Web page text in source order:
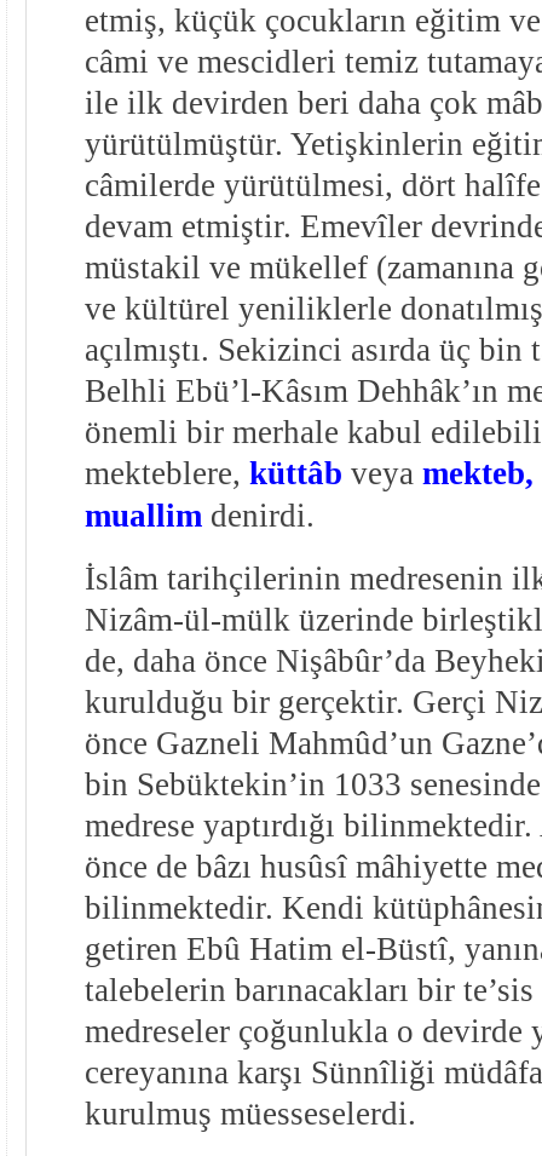
etmiş, küçük çocukların eğitim
câmi ve mescidleri temiz
ile ilk devirden beri daha çok
yürütülmüştür. Yetişkinlerin
câmilerde yürütülmesi, dört
devam etmiştir. Emevîler
müstakil ve mükellef (zamanına
ve kültürel yeniliklerle
açılmıştı. Sekizinci asırda üç bin
Belhli Ebü’l-Kâsım Dehhâk’ın
önemli bir merhale kabul
mekteblere, küttâb veya mekteb,
muallim denirdi.
İslâm tarihçilerinin medresenin
Nizâm-ül-mülk üzerinde
de, daha önce Nişâbûr’da
kurulduğu bir gerçektir. Gerçi
önce Gazneli Mahmûd’un
bin Sebüktekin’in 1033
medrese yaptırdığı
önce de bâzı husûsî mâhiyette
bilinmektedir. Kendi
getiren Ebû Hatim el-Büstî,
talebelerin barınacakları bir
medreseler çoğunlukla o devirde
cereyanına karşı Sünnîliği
kurulmuş müesseselerdi.